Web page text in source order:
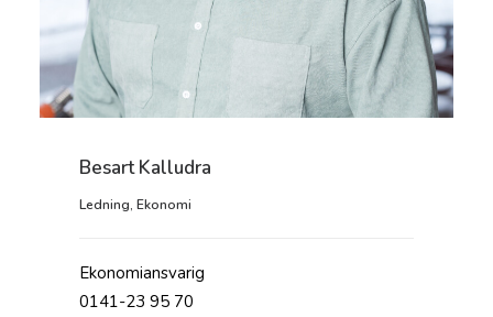
Besart Kalludra
Ledning, Ekonomi
Ekonomiansvarig
0141-23 95 70